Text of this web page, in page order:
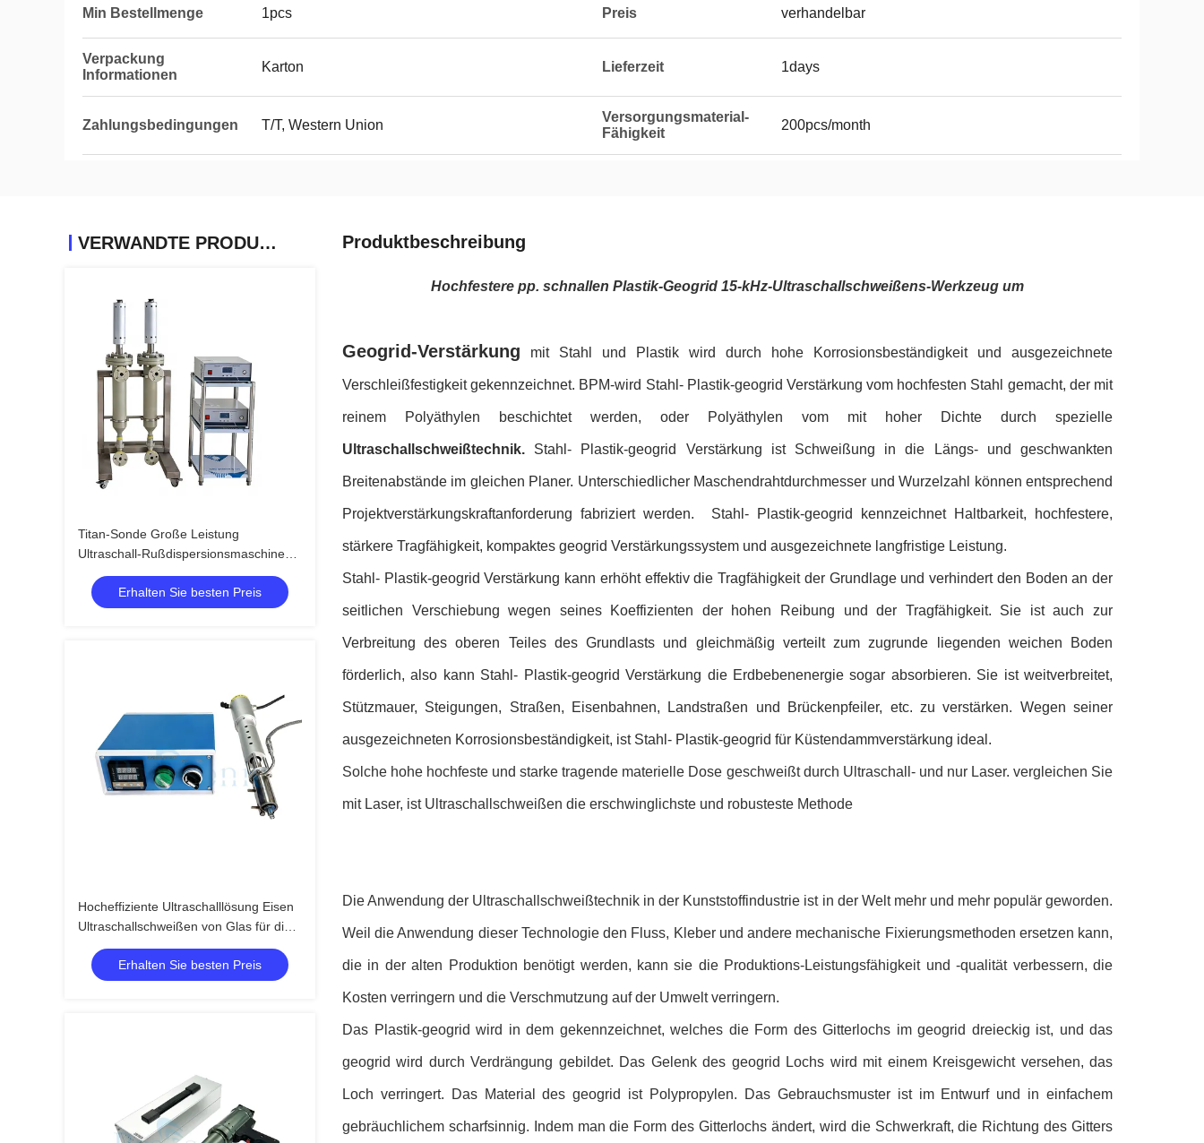
Min Bestellmenge 1pcs Preis verhandelbar
Verpackung
Informationen
Karton Lieferzeit 1days
Zahlungsbedingungen T/T, Western Union
Versorgungsmaterial-
Fähigkeit
200pcs/month
VERWANDTE PRODUKTE
Titan-Sonde Große Leistung
Ultraschall-Rußdispersionsmaschine
Ultraschall-Homogenisatormaschine
Erhalten Sie besten Preis
Hocheffiziente Ultraschalllösung Eisen
Ultraschallschweißen von Glas für die
Bauindustrie
Erhalten Sie besten Preis
Produktbeschreibung
Hochfestere pp. schnallen Plastik-Geogrid 15-kHz-Ultraschallschweißens-Werkzeug um
Geogrid-Verstärkung mit Stahl und Plastik wird durch hohe Korrosionsbeständigkeit und ausgezeichnete
Verschleißfestigkeit gekennzeichnet. BPM-wird Stahl- Plastik-geogrid Verstärkung vom hochfesten Stahl gemacht, der mit
reinem Polyäthylen beschichtet werden, oder Polyäthylen vom mit hoher Dichte durch spezielle
Ultraschallschweißtechnik. Stahl- Plastik-geogrid Verstärkung ist Schweißung in die Längs- und geschwankten
Breitenabstände im gleichen Planer. Unterschiedlicher Maschendrahtdurchmesser und Wurzelzahl können entsprechend
Projektverstärkungskraftanforderung fabriziert werden. Stahl- Plastik-geogrid kennzeichnet Haltbarkeit, hochfestere,
stärkere Tragfähigkeit, kompaktes geogrid Verstärkungssystem und ausgezeichnete langfristige Leistung.
Stahl- Plastik-geogrid Verstärkung kann erhöht effektiv die Tragfähigkeit der Grundlage und verhindert den Boden an der
seitlichen Verschiebung wegen seines Koeffizienten der hohen Reibung und der Tragfähigkeit. Sie ist auch zur
Verbreitung des oberen Teiles des Grundlasts und gleichmäßig verteilt zum zugrunde liegenden weichen Boden
förderlich, also kann Stahl- Plastik-geogrid Verstärkung die Erdbebenenergie sogar absorbieren. Sie ist weitverbreitet,
Stützmauer, Steigungen, Straßen, Eisenbahnen, Landstraßen und Brückenpfeiler, etc. zu verstärken. Wegen seiner
ausgezeichneten Korrosionsbeständigkeit, ist Stahl- Plastik-geogrid für Küstendammverstärkung ideal.
Solche hohe hochfeste und starke tragende materielle Dose geschweißt durch Ultraschall- und nur Laser. vergleichen Sie
mit Laser, ist Ultraschallschweißen die erschwinglichste und robusteste Methode
Die Anwendung der Ultraschallschweißtechnik in der Kunststoffindustrie ist in der Welt mehr und mehr populär geworden.
Weil die Anwendung dieser Technologie den Fluss, Kleber und andere mechanische Fixierungsmethoden ersetzen kann,
die in der alten Produktion benötigt werden, kann sie die Produktions-Leistungsfähigkeit und -qualität verbessern, die
Kosten verringern und die Verschmutzung auf der Umwelt verringern.
Das Plastik-geogrid wird in dem gekennzeichnet, welches die Form des Gitterlochs im geogrid dreieckig ist, und das
geogrid wird durch Verdrängung gebildet. Das Gelenk des geogrid Lochs wird mit einem Kreisgewicht versehen, das
Loch verringert. Das Material des geogrid ist Polypropylen. Das Gebrauchsmuster ist im Entwurf und in einfachem
gebräuchlichem scharfsinnig. Indem man die Form des Gitterlochs ändert, wird die Schwerkraft, die Richtung des Gitters